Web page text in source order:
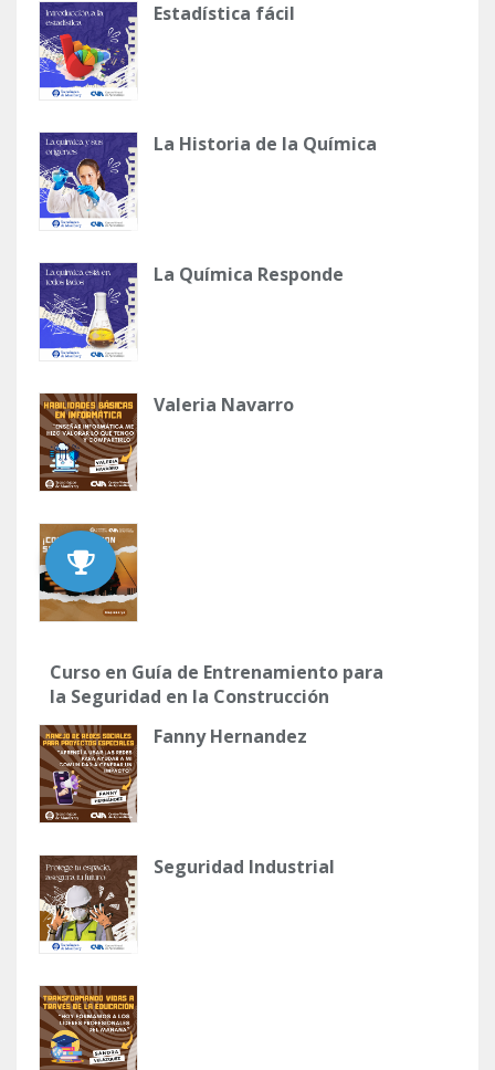
Estadística fácil
La Historia de la Química
La Química Responde
Valeria Navarro
Curso en Guía de Entrenamiento para
la Seguridad en la Construcción
Fanny Hernandez
Seguridad Industrial